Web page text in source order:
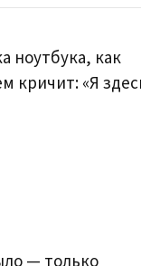
ноутбука, как
кричит: «Я
— только